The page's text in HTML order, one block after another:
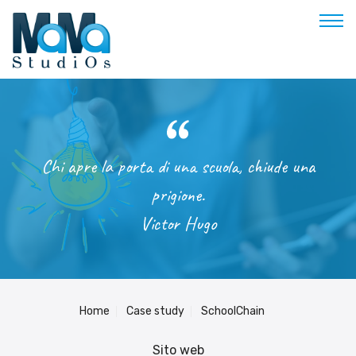
Buongiorno
Benvenuto
Soluzioni & Costi
Servizi
Esperienze
Empowerment
Blog
Chi apre la porta di una scuola, chiude una
prigione.
Victor Hugo
Home Case study SchoolChain
Sito web